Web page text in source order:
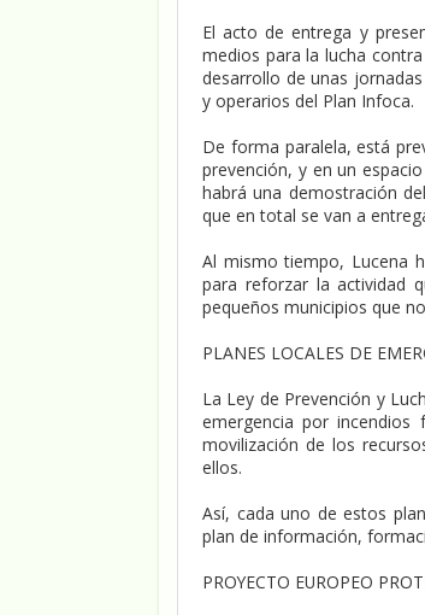
El acto de entrega y
medios para la lucha
desarrollo de unas
y operarios del Plan Infoca.
De forma paralela, está
prevención, y en un
habrá una demostración
que en total se van a
Al mismo tiempo, Lucena
para reforzar la actividad
pequeños municipios que
PLANES LOCALES DE
La Ley de Prevención y
emergencia por
movilización de los
ellos.
Así, cada uno de estos
plan de información,
PROYECTO EUROPEO